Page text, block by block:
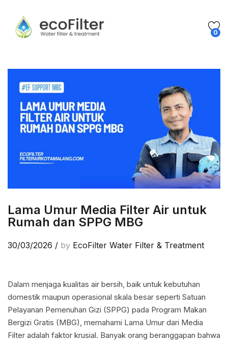
0
Lama Umur Media Filter Air untuk
Rumah dan SPPG MBG
30/03/2026 / by EcoFilter Water Filter & Treatment
Dalam menjaga kualitas air bersih, baik untuk kebutuhan
domestik maupun operasional skala besar seperti Satuan
Pelayanan Pemenuhan Gizi (SPPG) pada Program Makan
Bergizi Gratis (MBG), memahami Lama Umur dari Media
Filter adalah faktor krusial. Banyak orang beranggapan bahwa